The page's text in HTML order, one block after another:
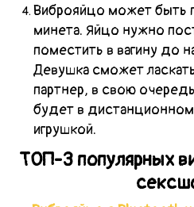
Виброяйцо может быть
минета. Яйцо нужно
поместить в вагину до
Девушка сможет
партнер, в свою
будет в
игрушкой.
ТОП-3 популярных